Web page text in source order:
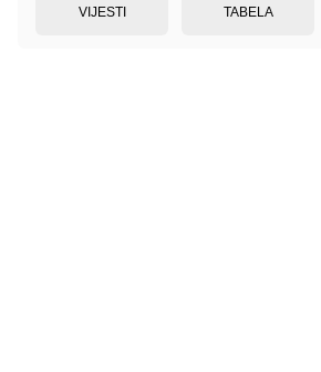
VIJESTI TABELA